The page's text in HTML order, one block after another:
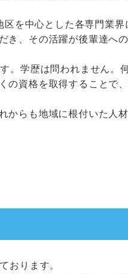
を中心とした各専門業界
き、その活躍が後輩達へ
。学歴は問われません。
の資格を取得することで
からも地域に根付いた人
おります。